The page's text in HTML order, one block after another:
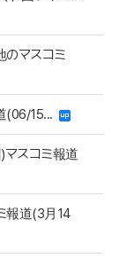
のマスコミ
(06/15...
スコミ報道
報道(3月14